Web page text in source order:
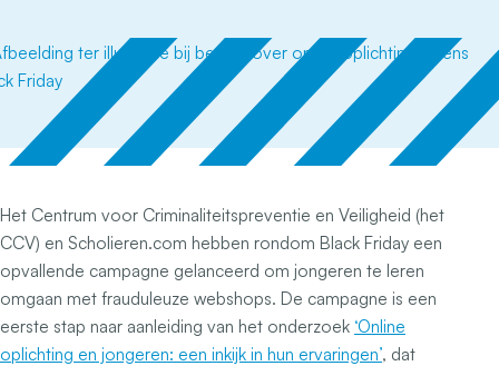
Het Centrum voor Criminaliteitspreventie en Veiligheid (het
CCV) en Scholieren.com hebben rondom Black Friday een
opvallende campagne gelanceerd om jongeren te leren
omgaan met frauduleuze webshops. De campagne is een
eerste stap naar aanleiding van het onderzoek ‘Online
oplichting en jongeren: een inkijk in hun ervaringen’, dat